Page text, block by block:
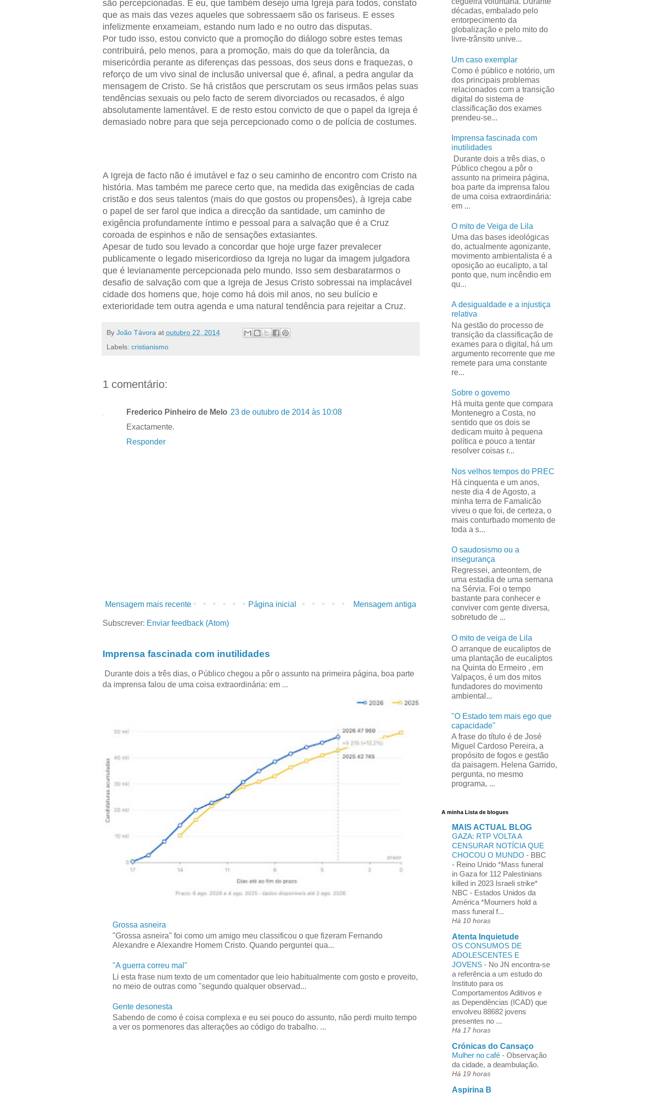
são percepcionadas. E eu, que também desejo uma Igreja para todos, constato
que as mais das vezes aqueles que sobressaem são os fariseus. E esses
infelizmente enxameiam, estando num lado e no outro das disputas.
Por tudo isso, estou convicto que a promoção do diálogo sobre estes temas
contribuirá, pelo menos, para a promoção, mais do que da tolerância, da
misericórdia perante as diferenças das pessoas, dos seus dons e fraquezas, o
reforço de um vivo sinal de inclusão universal que é, afinal, a pedra angular da
mensagem de Cristo. Se há cristãos que perscrutam os seus irmãos pelas suas
tendências sexuais ou pelo facto de serem divorciados ou recasados, é algo
absolutamente lamentável. E de resto estou convicto de que o papel da Igreja é
demasiado nobre para que seja percepcionado como o de polícia de costumes.
A Igreja de facto não é imutável e faz o seu caminho de encontro com Cristo na
história. Mas também me parece certo que, na medida das exigências de cada
cristão e dos seus talentos (mais do que gostos ou propensões), à Igreja cabe
o papel de ser farol que indica a direcção da santidade, um caminho de
exigência profundamente íntimo e pessoal para a salvação que é a Cruz
coroada de espinhos e não de sensações extasiantes.
Apesar de tudo sou levado a concordar que hoje urge fazer prevalecer
publicamente o legado misericordioso da Igreja no lugar da imagem julgadora
que é levianamente percepcionada pelo mundo. Isso sem desbaratarmos o
desafio de salvação com que a Igreja de Jesus Cristo sobressai na implacável
cidade dos homens que, hoje como há dois mil anos, no seu bulício e
exterioridade tem outra agenda e uma natural tendência para rejeitar a Cruz.
By João Távora at outubro 22, 2014
Labels: cristianismo
1 comentário:
Frederico Pinheiro de Melo 23 de outubro de 2014 às 10:08
Exactamente.
Responder
Mensagem mais recente Mensagem antiga
Página inicial
Subscrever: Enviar feedback (Atom)
Imprensa fascinada com inutilidades
Durante dois a três dias, o Público chegou a pôr o assunto na primeira página, boa parte
da imprensa falou de uma coisa extraordinária: em ...
Grossa asneira
"Grossa asneira" foi como um amigo meu classificou o que fizeram Fernando
Alexandre e Alexandre Homem Cristo. Quando perguntei qua...
"A guerra correu mal"
Li esta frase num texto de um comentador que leio habitualmente com gosto e proveito,
no meio de outras como "segundo qualquer observad...
Gente desonesta
Sabendo de como é coisa complexa e eu sei pouco do assunto, não perdi muito tempo
a ver os pormenores das alterações ao código do trabalho. ...
décadas, embalado pelo
entorpecimento da
globalização e pelo mito do
livre-trânsito unive...
Um caso exemplar
Como é público e notório, um
dos principais problemas
relacionados com a transição
digital do sistema de
classificação dos exames
prendeu-se...
Imprensa fascinada com
inutilidades
Durante dois a três dias, o
Público chegou a pôr o
assunto na primeira página,
boa parte da imprensa falou
de uma coisa extraordinária:
em ...
O mito de Veiga de Lila
Uma das bases ideológicas
do, actualmente agonizante,
movimento ambientalista é a
oposição ao eucalipto, a tal
ponto que, num incêndio em
qu...
A desigualdade e a injustiça
relativa
Na gestão do processo de
transição da classificação de
exames para o digital, há um
argumento recorrente que me
remete para uma constante
re...
Sobre o governo
Há muita gente que compara
Montenegro a Costa, no
sentido que os dois se
dedicam muito à pequena
política e pouco a tentar
resolver coisas r...
Nos velhos tempos do PREC
Há cinquenta e um anos,
neste dia 4 de Agosto, a
minha terra de Famalicão
viveu o que foi, de certeza, o
mais conturbado momento de
toda a s...
O saudosismo ou a
insegurança
Regressei, anteontem, de
uma estadia de uma semana
na Sérvia. Foi o tempo
bastante para conhecer e
conviver com gente diversa,
sobretudo de ...
O mito de veiga de Lila
O arranque de eucaliptos de
uma plantação de eucaliptos
na Quinta do Ermeiro , em
Valpaços, é um dos mitos
fundadores do movimento
ambiental...
"O Estado tem mais ego que
capacidade"
A frase do título é de José
Miguel Cardoso Pereira, a
propósito de fogos e gestão
da paisagem. Helena Garrido,
pergunta, no mesmo
programa, ...
A minha Lista de blogues
MAIS ACTUAL BLOG
GAZA: RTP VOLTA A
CENSURAR NOTÍCIA QUE
CHOCOU O MUNDO - BBC
- Reino Unido *Mass funeral
in Gaza for 112 Palestinians
killed in 2023 Israeli strike*
NBC - Estados Unidos da
América *Mourners hold a
mass funeral f...
Há 10 horas
Atenta Inquietude
OS CONSUMOS DE
ADOLESCENTES E
JOVENS - No JN encontra-se
a referência a um estudo do
Instituto para os
Comportamentos Aditivos e
as Dependências (ICAD) que
envolveu 88682 jovens
presentes no ...
Há 17 horas
Crónicas do Cansaço
Mulher no café - Observação
da cidade, a deambulação.
Há 19 horas
Aspirina B